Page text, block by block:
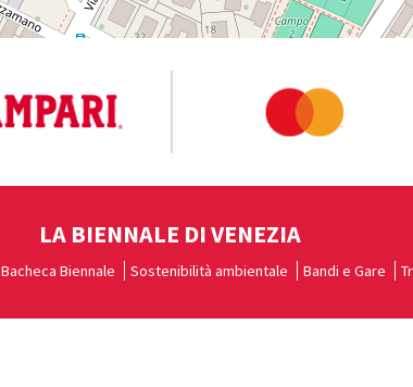
LA BIENNALE DI VENEZIA
Bacheca Biennale Sostenibilità ambientale Bandi e Gare